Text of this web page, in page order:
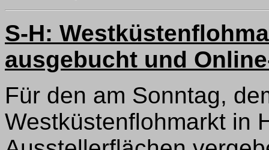
S-H:
ausgebucht und
Für den am Sonntag,
Westküstenflohmarkt in